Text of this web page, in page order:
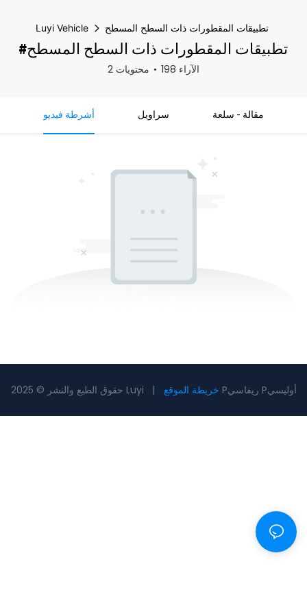
Luyi Vehicle تطبيقات المقطورات ذات السطح المسطح
#تطبيقات المقطورات ذات السطح المسطح
2 محتويات 198 الآراء
أشرطة فيديو سراويل مقالة - سلعة
حقوق الطبع والنشر © 2025 Luyi | Pريفاسي Pأوليسي